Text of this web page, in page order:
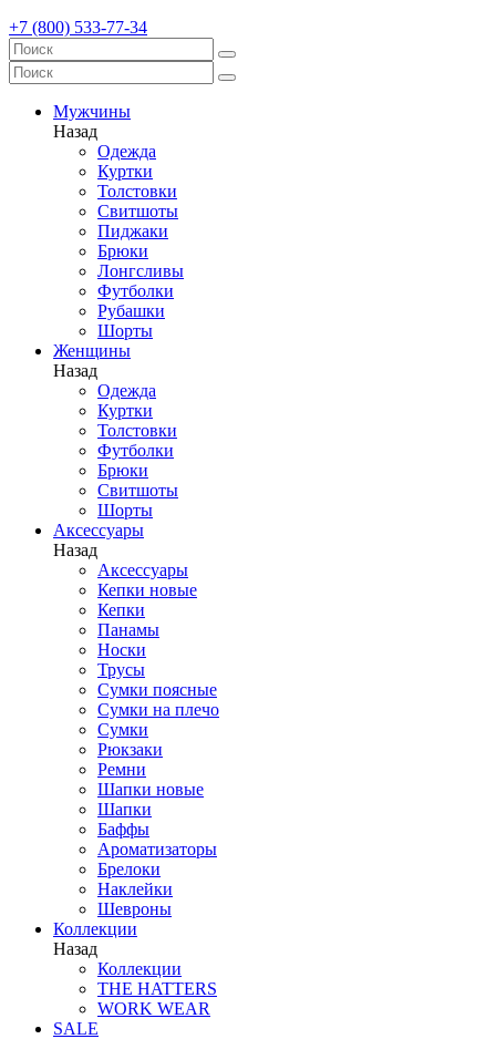
+7 (800) 533-77-34
Мужчины
Назад
Одежда
Куртки
Толстовки
Свитшоты
Пиджаки
Брюки
Лонгсливы
Футболки
Рубашки
Шорты
Женщины
Назад
Одежда
Куртки
Толстовки
Футболки
Брюки
Свитшоты
Шорты
Аксессуары
Назад
Аксессуары
Кепки новые
Кепки
Панамы
Носки
Трусы
Сумки поясные
Сумки на плечо
Сумки
Рюкзаки
Ремни
Шапки новые
Шапки
Баффы
Ароматизаторы
Брелоки
Наклейки
Шевроны
Коллекции
Назад
Коллекции
THE HATTERS
WORK WEAR
SALE